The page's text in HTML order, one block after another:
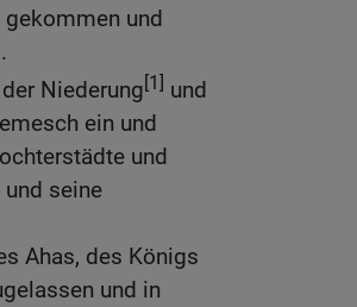
und
Niederung[1] und
ein und
und
seine
Ahas, des Königs
und in